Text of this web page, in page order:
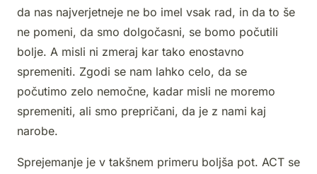
da nas najverjetneje ne bo imel vsak rad, in da to še
ne pomeni, da smo dolgočasni, se bomo počutili
bolje. A misli ni zmeraj kar tako enostavno
spremeniti. Zgodi se nam lahko celo, da se
počutimo zelo nemočne, kadar misli ne moremo
spremeniti, ali smo prepričani, da je z nami kaj
narobe.
Sprejemanje je v takšnem primeru boljša pot. ACT se